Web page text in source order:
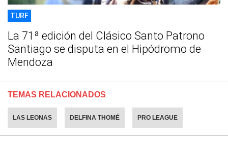
TURF
La 71ª edición del Clásico Santo Patrono
Santiago se disputa en el Hipódromo de
Mendoza
TEMAS RELACIONADOS
LAS LEONAS DELFINA THOMÉ PRO LEAGUE